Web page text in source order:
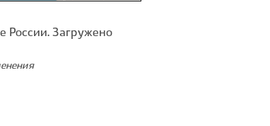
России. Загружено